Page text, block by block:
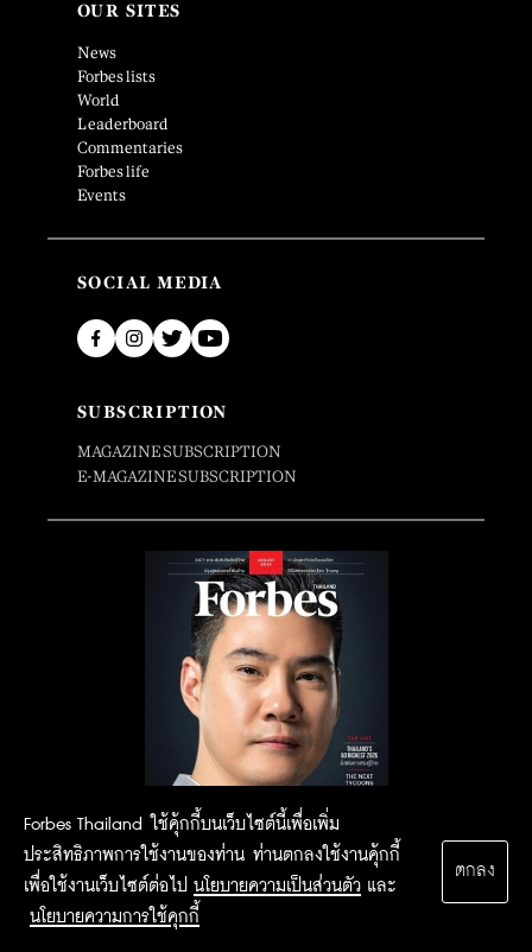
Forbes Thailand ใช้คุ้กกี้บนเว็บไซต์นี้เพื่อเพิ่ม
ประสิทธิภาพการใช้งานของท่าน ท่านตกลงใช้งานคุ้กกี้
เพื่อใช้งานเว็บไซต์ต่อไป นโยบายความเป็นส่วนตัว และ
นโยบายความการใช้คุกกี้
ตกลง
OUR SITES
News
Forbes lists
World
Leaderboard
Commentaries
Forbes life
Events
SOCIAL MEDIA
SUBSCRIPTION
MAGAZINE SUBSCRIPTION
E-MAGAZINE SUBSCRIPTION
2015 Forbesthailand.com ALL RIGHTS RESERVED